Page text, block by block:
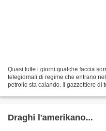
Quasi tutte i giorni qualche faccia
telegiornali di regime che entrano
petrolio sta calando. Il gazzettiere di
Draghi l'amerikano...